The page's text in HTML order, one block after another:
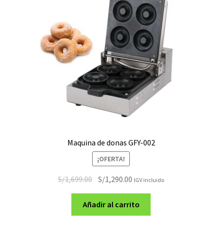
Maquina de donas GFY-002
¡OFERTA!
S/1,699.00 El
original
era:
S/1,290.00 El
actual
es:
IGV incluido
Añadir al carrito